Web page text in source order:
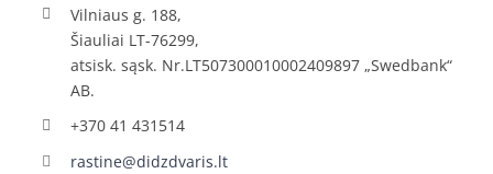
Vilniaus g. 188,
Šiauliai LT-76299,
atsisk. sąsk. Nr.LT507300010002409897 „Swedbank“
AB.
+370 41 431514
rastine@didzdvaris.lt